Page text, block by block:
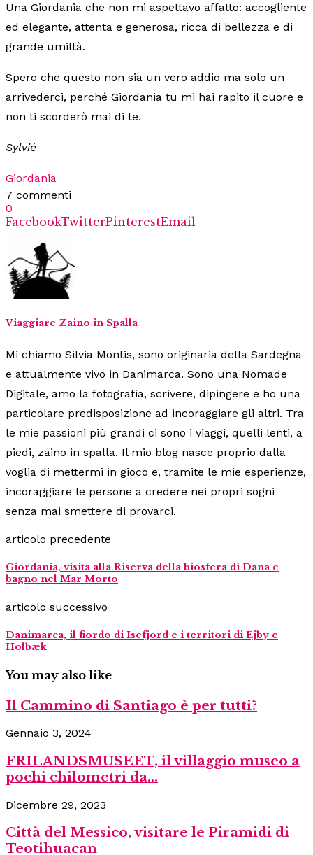
Una Giordania che non mi aspettavo affatto: accogliente
ed elegante, attenta e generosa, ricca di bellezza e di
grande umiltà.
Spero che questo non sia un vero addio ma solo un
arrivederci, perché Giordania tu mi hai rapito il cuore e
non ti scorderò mai di te.
Sylvié
Giordania
7 commenti
0
FacebookTwitterPinterestEmail
Viaggiare Zaino in Spalla
Mi chiamo Silvia Montis, sono originaria della Sardegna
e attualmente vivo in Danimarca. Sono una Nomade
Digitale, amo la fotografia, scrivere, dipingere e ho una
particolare predisposizione ad incoraggiare gli altri. Tra
le mie passioni più grandi ci sono i viaggi, quelli lenti, a
piedi, zaino in spalla. Il mio blog nasce proprio dalla
voglia di mettermi in gioco e, tramite le mie esperienze,
incoraggiare le persone a credere nei propri sogni
senza mai smettere di provarci.
articolo precedente
Giordania, visita alla Riserva della biosfera di Dana e
bagno nel Mar Morto
articolo successivo
Danimarca, il fiordo di Isefjord e i territori di Ejby e
Holbæk
You may also like
Il Cammino di Santiago è per tutti?
Gennaio 3, 2024
FRILANDSMUSEET, il villaggio museo a
pochi chilometri da...
Dicembre 29, 2023
Città del Messico, visitare le Piramidi di
Teotihuacan